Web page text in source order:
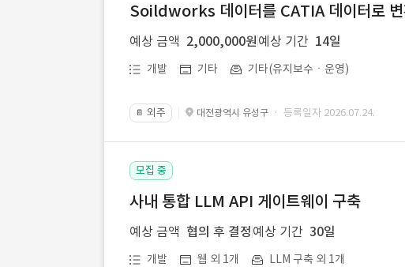
Soildworks 데이터를 CATIA 데이터로
예상 금액 2,000,000원 예상 기간 14일
개발 기타 기타(유지보수ㆍ운영)
📔 외주 대전광역시 유성구 · 등록일자 2026.07.24.
모집 중
사내 통합 LLM API 게이트웨이 구축
예상 금액 협의 후 결정 예상 기간 30일
개발 웹 외 1개 LLM 구축 외 1개